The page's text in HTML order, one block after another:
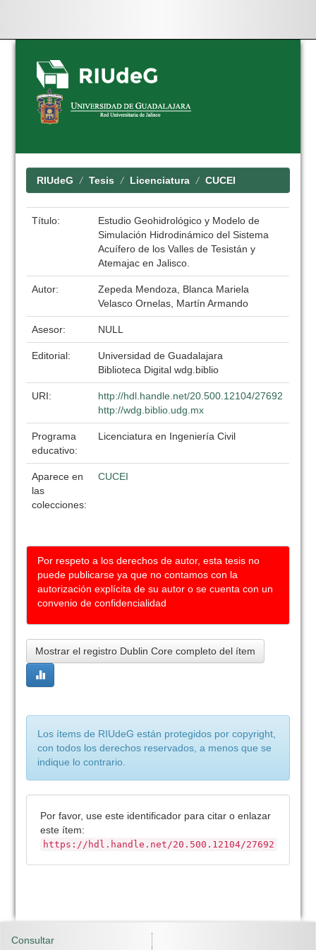
Skip
navigation
RIUdeG Tesis Licenciatura CUCEI
Título:
Estudio Geohidrológico y Modelo de
Simulación Hidrodinámico del Sistema
Acuífero de los Valles de Tesistán y
Atemajac en Jalisco.
Autor:
Zepeda Mendoza, Blanca Mariela
Velasco Ornelas, Martín Armando
Asesor: NULL
Editorial:
Universidad de Guadalajara
Biblioteca Digital wdg.biblio
URI:
http://hdl.handle.net/20.500.12104/27692
http://wdg.biblio.udg.mx
Programa
educativo:
Licenciatura en Ingeniería Civil
Aparece en
las
colecciones:
CUCEI
Por respeto a los derechos de autor, esta tesis no
puede publicarse ya que no contamos con la
autorización explícita de su autor o se cuenta con un
convenio de confidencialidad
Mostrar el registro Dublin Core completo del ítem
Los ítems de RIUdeG están protegidos por copyright,
con todos los derechos reservados, a menos que se
indique lo contrario.
Por favor, use este identificador para citar o enlazar
este ítem:
https://hdl.handle.net/20.500.12104/27692
Consultar